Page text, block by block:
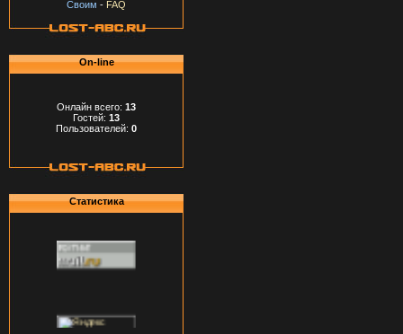
Своим - FAQ
On-line
Онлайн всего: 13
Гостей: 13
Пользователей: 0
Статистика